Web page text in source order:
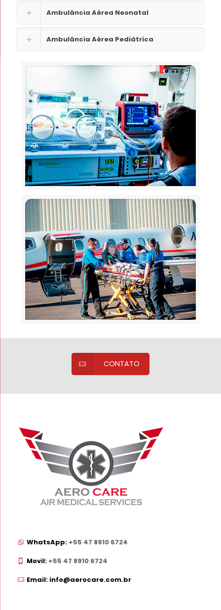
Ambulância Aérea Neonatal
Ambulância Aérea Pediátrica
CONTATO
WhatsApp: +55 47 8910 6724
Movil: +55 47 8910 6724
Email: info@aerocare.com.br